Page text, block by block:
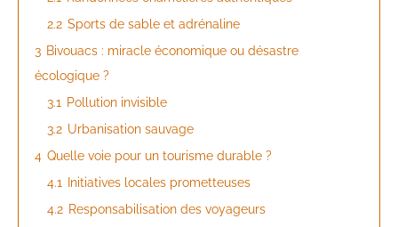
2.2 Sports de sable et adrénaline
3 Bivouacs : miracle économique ou désastre
écologique ?
3.1 Pollution invisible
3.2 Urbanisation sauvage
4 Quelle voie pour un tourisme durable ?
4.1 Initiatives locales prometteuses
4.2 Responsabilisation des voyageurs